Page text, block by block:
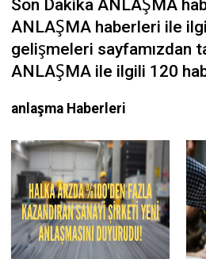
Son Dakika ANLAŞMA
ANLAŞMA haberleri ile
gelişmeleri sayfamızdan
ANLAŞMA ile ilgili 120
anlaşma Haberleri